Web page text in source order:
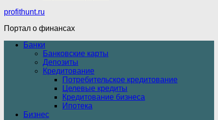
profithunt.ru
Портал о финансах
Банки
Банковские карты
Депозиты
Кредитование
Потребительское кредитование
Целевые кредиты
Кредитование бизнеса
Ипотека
Бизнес